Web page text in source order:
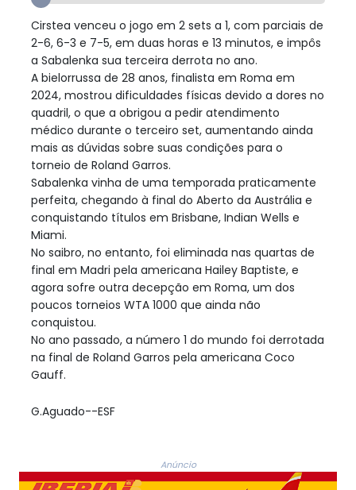
Cirstea venceu o jogo em 2 sets a 1, com parciais de
2-6, 6-3 e 7-5, em duas horas e 13 minutos, e impôs
a Sabalenka sua terceira derrota no ano.
A bielorrussa de 28 anos, finalista em Roma em
2024, mostrou dificuldades físicas devido a dores no
quadril, o que a obrigou a pedir atendimento
médico durante o terceiro set, aumentando ainda
mais as dúvidas sobre suas condições para o
torneio de Roland Garros.
Sabalenka vinha de uma temporada praticamente
perfeita, chegando à final do Aberto da Austrália e
conquistando títulos em Brisbane, Indian Wells e
Miami.
No saibro, no entanto, foi eliminada nas quartas de
final em Madri pela americana Hailey Baptiste, e
agora sofre outra decepção em Roma, um dos
poucos torneios WTA 1000 que ainda não
conquistou.
No ano passado, a número 1 do mundo foi derrotada
na final de Roland Garros pela americana Coco
Gauff.
G.Aguado--ESF
Anúncio